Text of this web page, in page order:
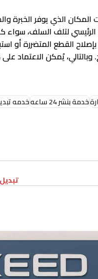
الذي يوفر الخبرة
لتلف السلف، سواء
القطع المتضررة أو
يُمكن الاعتماد
خدمة بنشر 24 ساعه خدمه